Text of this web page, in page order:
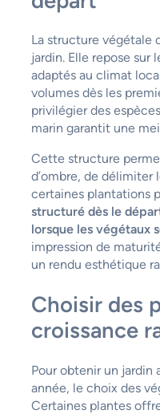
La structure végétale
jardin. Elle repose sur
adaptés au climat
volumes dès les
privilégier des
marin garantit une
Cette structure
d’ombre, de délimiter
certaines plantations
structuré dès le
lorsque les végétaux
impression de
un rendu esthétique
Choisir des
croissance
Pour obtenir un jardin
année, le choix des
Certaines plantes